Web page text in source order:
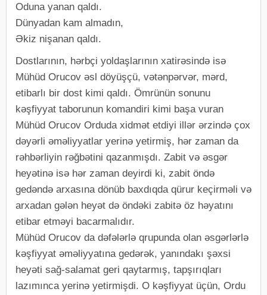
Oduna yanan qaldı.
Dünyadan kam almadın,
Əkiz nişanan qaldı.
Dostlarının, hərbçi yoldaşlarının xatirəsində isə
Mühüd Orucov əsl döyüşçü, vətənpərvər, mərd,
etibarlı bir dost kimi qaldı. Ömrünün sonunu
kəşfiyyat taborunun komandiri kimi başa vuran
Mühüd Orucov Orduda xidmət etdiyi illər ərzində çox
dəyərli əməliyyatlar yerinə yetirmiş, hər zaman da
rəhbərliyin rəğbətini qazanmışdı. Zabit və əsgər
heyətinə isə hər zaman deyirdi ki, zabit öndə
gedəndə arxasına dönüb baxdıqda qürur keçirməli və
arxadan gələn heyət də öndəki zabitə öz həyatını
etibar etməyi bacarmalıdır.
Mühüd Orucov da dəfələrlə qrupunda olan əsgərlərlə
kəşfiyyat əməliyyatına gedərək, yanındakı şəxsi
heyəti sağ-salamat geri qaytarmış, tapşırıqları
lazımınca yerinə yetirmişdi. O kəşfiyyat üçün, Ordu